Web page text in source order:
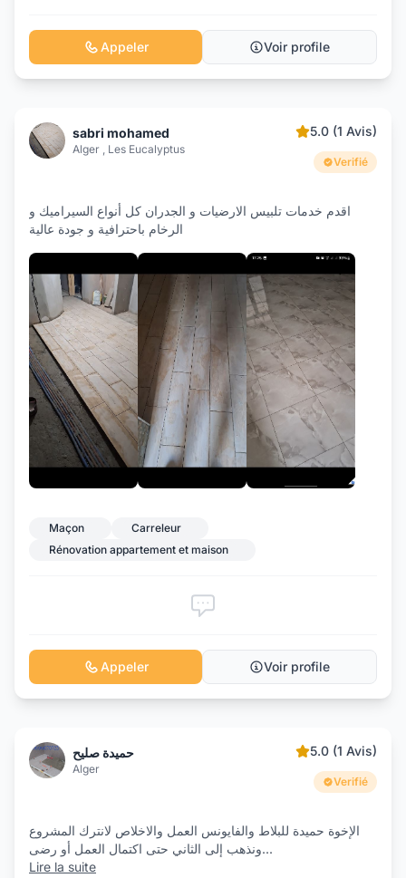
Appeler Voir profile
sabri mohamed
Alger , Les Eucalyptus
5.0 (1 Avis)
Verifié
اقدم خدمات تلبيس الارضيات و الجدران كل أنواع السيراميك و
الرخام باحترافية و جودة عالية
Maçon
Carreleur
Rénovation appartement et maison
Appeler Voir profile
حميدة صليح
Alger
5.0 (1 Avis)
Verifié
الإخوة حميدة للبلاط والفايونس العمل والاخلاص لانترك المشروع
ونذهب إلى الثاني حتى اكتمال العمل أو رضى...
Lire la suite